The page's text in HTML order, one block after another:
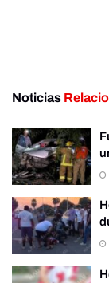
Noticias